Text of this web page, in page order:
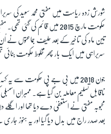
شورش زدہ ریاست میں مفتی محمد سعید کی
تین ماہ کی تاخیر کے بعد حلیف جماعتوں نے
سربراہی میں ایک بار پھر مخلوط حکومت بنائی
جون 2018 میں بی جے پی حکومت سے یہ
ناقابل تسلیم معاملہ بن گیا ہے۔ ممبران
محبوبہ مفتی نے استعفیٰ دے دیا تھا اور اگلے
بعد صدر راج میں بدل دیا گیا اور یہ ہنوز جاری